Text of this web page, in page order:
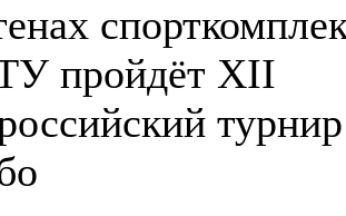
пройдёт XII